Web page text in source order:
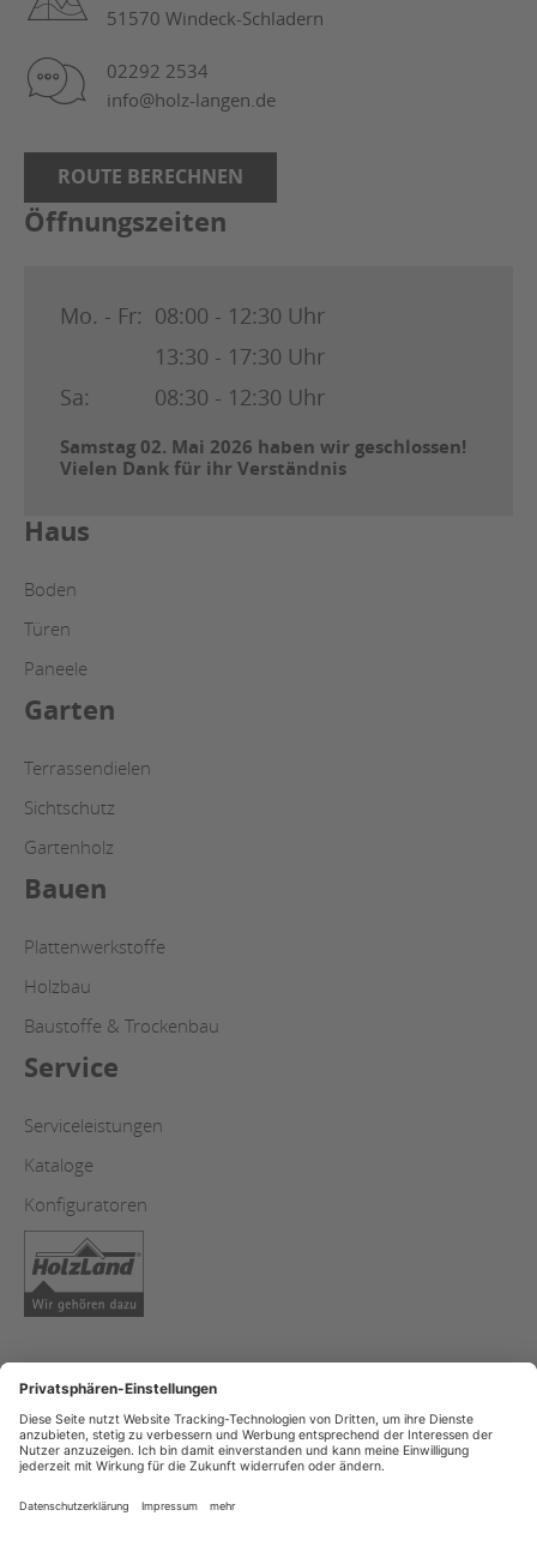
51570 Windeck-Schladern
02292 2534
info@holz-langen.de
ROUTE BERECHNEN
Öffnungszeiten
Mo. - Fr: 08:00 - 12:30 Uhr
13:30 - 17:30 Uhr
Sa:
08:30 - 12:30 Uhr
Samstag 02. Mai 2026 haben wir geschlossen!
Vielen Dank für ihr Verständnis
Haus
Boden
Türen
Paneele
Garten
Terrassendielen
Sichtschutz
Gartenholz
Bauen
Plattenwerkstoffe
Holzbau
Baustoffe & Trockenbau
Service
Serviceleistungen
Kataloge
Konfiguratoren